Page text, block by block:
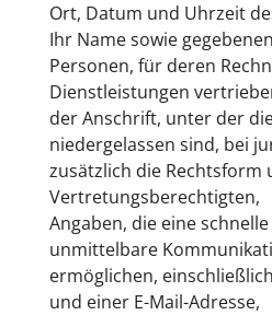
Ort, Datum und Uhrzeit
Ihr Name sowie
Personen, für deren
Dienstleistungen
der Anschrift, unter der
niedergelassen sind, bei
zusätzlich die Rechtsform
Vertretungsberechtigten,
Angaben, die eine
unmittelbare
ermöglichen,
und einer E-Mail-Adresse,